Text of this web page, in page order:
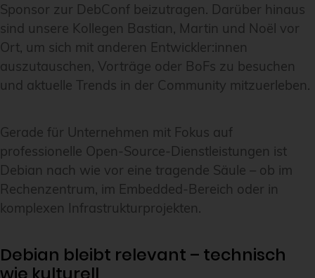
Sponsor zur DebConf beizutragen. Darüber hinaus
sind unsere Kollegen Bastian, Martin und Noël vor
Ort, um sich mit anderen Entwickler:innen
auszutauschen, Vorträge oder BoFs zu besuchen
und aktuelle Trends in der Community mitzuerleben.
Gerade für Unternehmen mit Fokus auf
professionelle Open-Source-Dienstleistungen ist
Debian nach wie vor eine tragende Säule – ob im
Rechenzentrum, im Embedded-Bereich oder in
komplexen Infrastrukturprojekten.
Debian bleibt relevant – technisch
wie kulturell